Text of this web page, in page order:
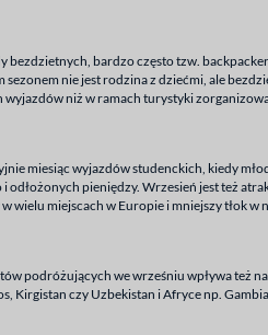
bezdzietnych, bardzo często tzw.
sezonem nie jest rodzina z dziećmi, ale
niż w ramach turystyki
miesiąc wyjazdów studenckich, kiedy
i odłożonych pieniędzy. Wrzesień jest też
wielu miejscach w Europie i mniejszy tłok
podróżujących we wrześniu wpływa też
Kirgistan czy Uzbekistan i Afryce np.